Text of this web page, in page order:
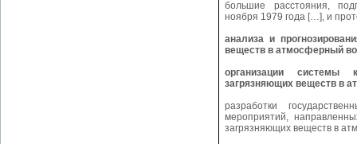
большие расстояния,
ноября 1979 года […], и
анализа и
веществ в атмосферный
организации системы
загрязняющих веществ в
разработки
мероприятий,
загрязняющих веществ в